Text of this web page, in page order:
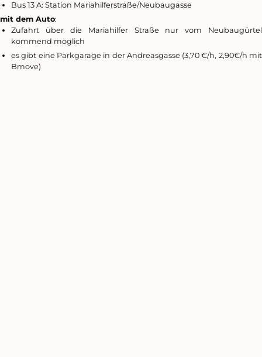
Bus 13 A: Station Mariahilferstraße/Neubaugasse
mit dem Auto:
Zufahrt über die Mariahilfer Straße nur vom Neubaugürtel
kommend möglich
es gibt eine Parkgarage in der Andreasgasse (3,70 €/h, 2,90€/h mit
Bmove)